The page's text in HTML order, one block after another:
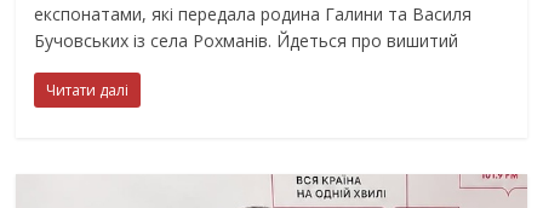
експонатами, які передала родина Галини та Василя
Бучовських із села Рохманів. Йдеться про вишитий
Читати далі